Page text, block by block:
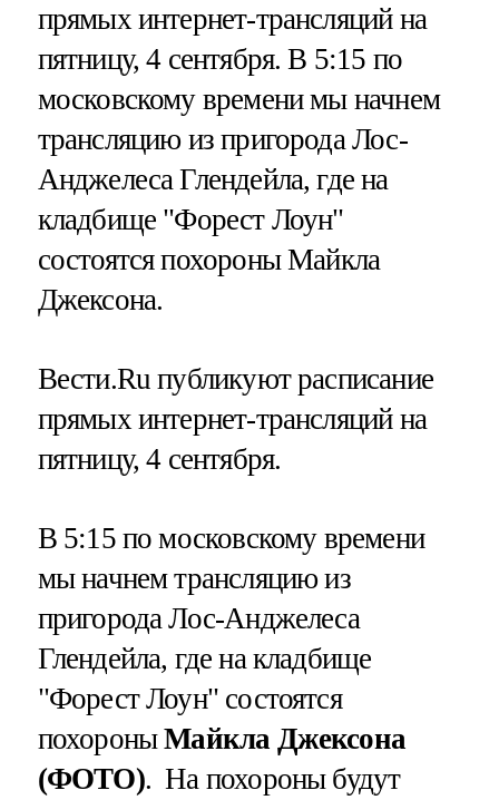
прямых интернет-трансляций на
пятницу, 4 сентября. В 5:15 по
московскому времени мы начнем
трансляцию из пригорода Лос-
Анджелеса Глендейла, где на
кладбище "Форест Лоун"
состоятся похороны Майкла
Джексона.
Вести.Ru публикуют расписание
прямых интернет-трансляций на
пятницу, 4 сентября.
В 5:15 по московскому времени
мы начнем трансляцию из
пригорода Лос-Анджелеса
Глендейла, где на кладбище
"Форест Лоун" состоятся
похороныМайкла Джексона
(ФОТО). На похороны будут